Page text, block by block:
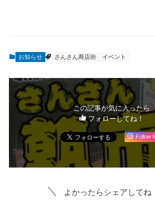
お知らせ さんさん商店街 イベント
この記事が気に入ったら
フォローしてね！
Follow
よかったらシェアしてね